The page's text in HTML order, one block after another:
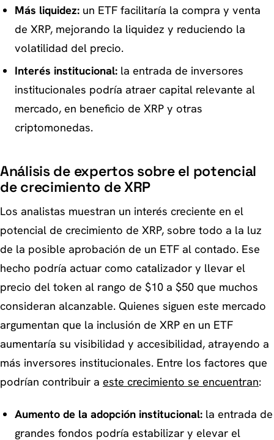
Más liquidez:un ETF facilitaría la compra y venta
de XRP, mejorando la liquidez y reduciendo la
volatilidad del precio.
Interés institucional:la entrada de inversores
institucionales podría atraer capital relevante al
mercado, en beneficio de XRP y otras
criptomonedas.
Análisis de expertos sobre el potencial
de crecimiento de XRP
Los analistas muestran un interés creciente en el
potencial de crecimiento de XRP, sobre todo a la luz
de la posible aprobación de un ETF al contado. Ese
hecho podría actuar como catalizador y llevar el
precio del token al rango de $10 a $50 que muchos
consideran alcanzable. Quienes siguen este mercado
argumentan que la inclusión de XRP en un ETF
aumentaría su visibilidad y accesibilidad, atrayendo a
más inversores institucionales. Entre los factores que
podrían contribuir a este crecimiento se encuentran:
Aumento de la adopción institucional:la entrada de
grandes fondos podría estabilizar y elevar el